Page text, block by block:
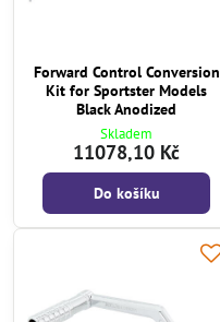
Forward Control Conversion
Kit for Sportster Models
Black Anodized
Skladem
11078,10 Kč
Do košíku